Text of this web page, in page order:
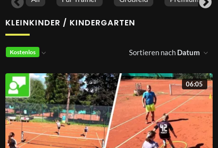
KLEINKINDER / KINDERGARTEN
Kostenlos Sortieren nach Datum
06:05